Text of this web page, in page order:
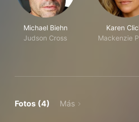
Michael Biehn
Judson Cross
Karen
Mackenzie
Fotos (4) Más